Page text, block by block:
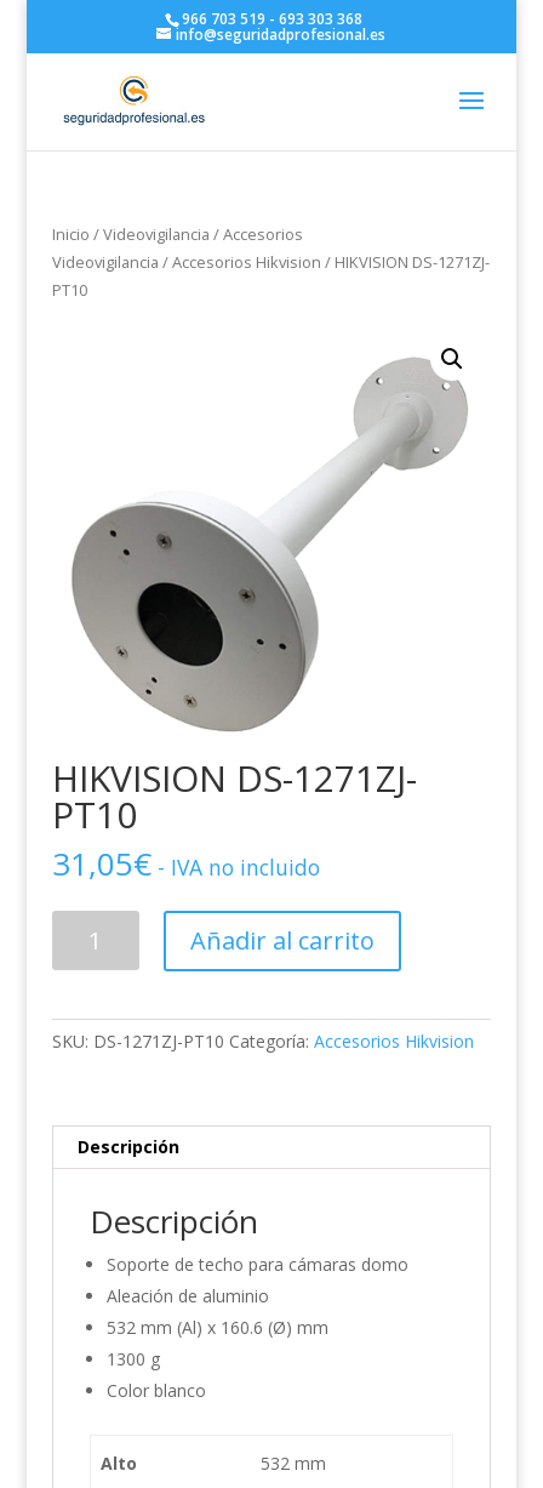
966 703 519 - 693 303 368
info@seguridadprofesional.es
Inicio /Videovigilancia /Accesorios
Videovigilancia /Accesorios Hikvision / HIKVISION DS-1271ZJ-
PT10
HIKVISION DS-1271ZJ-
PT10
31,05€ - IVA no incluido
cantidad
Añadir al carrito
SKU: DS-1271ZJ-PT10 Categoría: Accesorios Hikvision
Descripción
Descripción
Soporte de techo para cámaras domo
Aleación de aluminio
532 mm (Al) x 160.6 (Ø) mm
1300 g
Color blanco
Alto 532 mm